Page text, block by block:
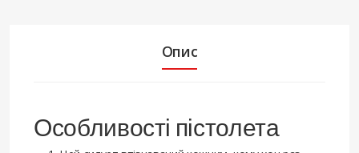
Опис
Особливості пістолета